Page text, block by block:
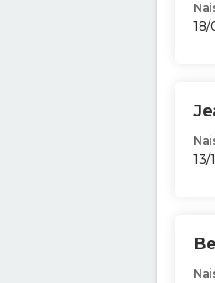
18/
13/